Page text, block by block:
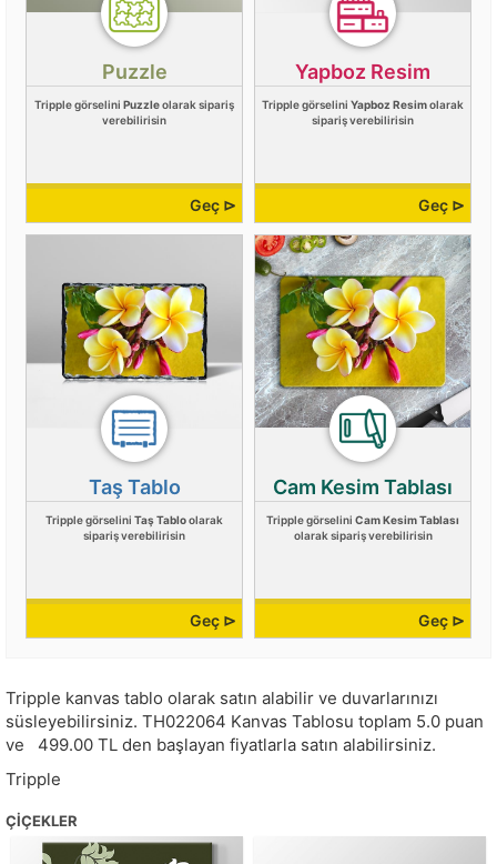
Puzzle
Tripple görselini Puzzleolarak sipariş
verebilirisin
Geç ⊳
Yapboz Resim
Tripple görselini Yapboz Resimolarak
sipariş verebilirisin
Geç ⊳
Taş Tablo
Tripple görselini Taş Tabloolarak
sipariş verebilirisin
Geç ⊳
Cam Kesim Tablası
Tripple görselini Cam Kesim Tablası
olarak sipariş verebilirisin
Geç ⊳
Tripple kanvas tablo olarak satın alabilir ve duvarlarınızı
süsleyebilirsiniz. TH022064 Kanvas Tablosu toplam 5.0 puan
ve
499.00 TL den başlayan fiyatlarla satın alabilirsiniz.
Tripple
ÇIÇEKLER